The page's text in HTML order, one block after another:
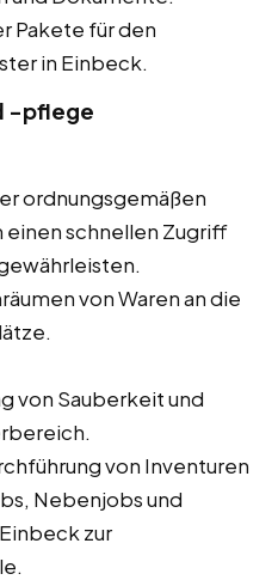
Pakete für den
in Einbeck.
-pflege
ordnungsgemäßen
einen schnellen Zugriff
von Waren an die
von Sauberkeit und
von Inventuren
Nebenjobs und
zur